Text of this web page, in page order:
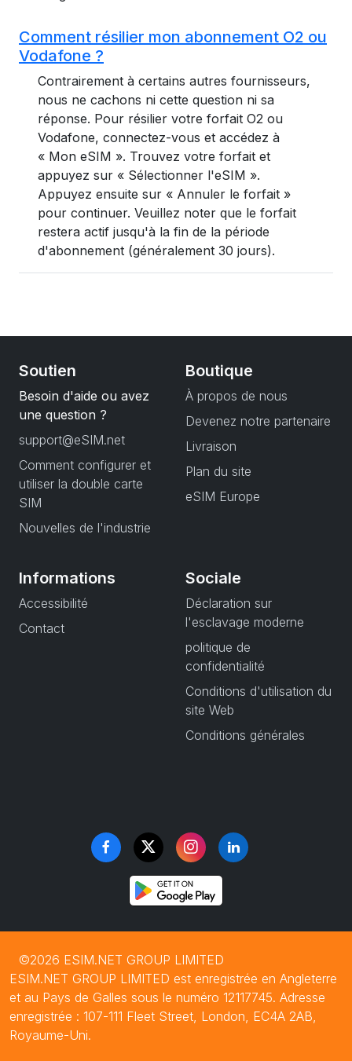
Comment résilier mon abonnement O2 ou
Vodafone ?
Contrairement à certains autres fournisseurs,
nous ne cachons ni cette question ni sa
réponse. Pour résilier votre forfait O2 ou
Vodafone, connectez-vous et accédez à
« Mon eSIM ». Trouvez votre forfait et
appuyez sur « Sélectionner l'eSIM ».
Appuyez ensuite sur « Annuler le forfait »
pour continuer. Veuillez noter que le forfait
restera actif jusqu'à la fin de la période
d'abonnement (généralement 30 jours).
Soutien
Besoin d'aide ou avez
une question ?
support@eSIM.net
Comment configurer et
utiliser la double carte
SIM
Nouvelles de l'industrie
Boutique
À propos de nous
Devenez notre partenaire
Livraison
Plan du site
eSIM Europe
Informations
Accessibilité
Contact
Sociale
Déclaration sur
l'esclavage moderne
politique de
confidentialité
Conditions d'utilisation du
site Web
Conditions générales
©2026 ESIM.NET GROUP LIMITED
ESIM.NET GROUP LIMITED est enregistrée en Angleterre
et au Pays de Galles sous le numéro 12117745. Adresse
enregistrée : 107-111 Fleet Street, London, EC4A 2AB,
Royaume-Uni.